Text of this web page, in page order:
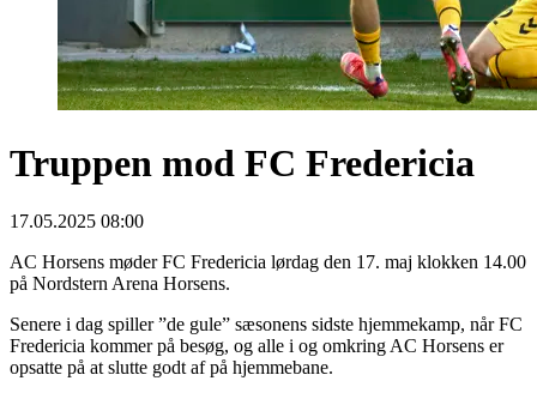
Truppen mod FC Fredericia
17.05.2025 08:00
AC Horsens møder FC Fredericia lørdag den 17. maj klokken 14.00
på Nordstern Arena Horsens.
Senere i dag spiller ”de gule” sæsonens sidste hjemmekamp, når FC
Fredericia kommer på besøg, og alle i og omkring AC Horsens er
opsatte på at slutte godt af på hjemmebane.